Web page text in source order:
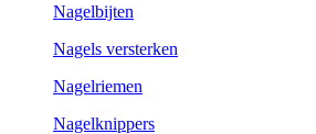
Nagelbijten
Nagels versterken
Nagelriemen
Nagelknippers